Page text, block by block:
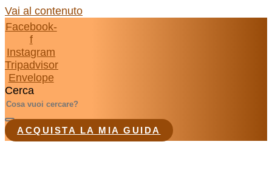
Vai al contenuto
Facebook-
f
Instagram
Tripadvisor
Envelope
Cerca
ACQUISTA LA MIA GUIDA